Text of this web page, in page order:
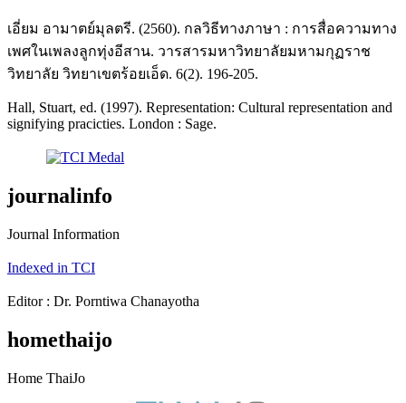
เอี่ยม อามาตย์มุลตรี. (2560). กลวิธีทางภาษา : การสื่อความทาง
เพศในเพลงลูกทุ่งอีสาน. วารสารมหาวิทยาลัยมหามกุฏราช
วิทยาลัย วิทยาเขตร้อยเอ็ด. 6(2). 196-205.
Hall, Stuart, ed. (1997). Representation: Cultural representation and
signifying pracicties. London : Sage.
journalinfo
Journal Information
Indexed in TCI
Editor : Dr. Porntiwa Chanayotha
homethaijo
Home ThaiJo